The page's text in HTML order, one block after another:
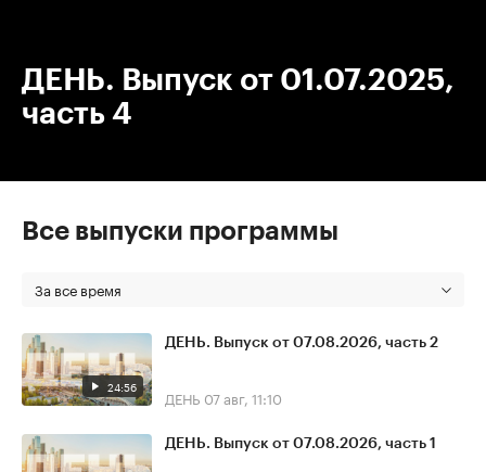
ДЕНЬ. Выпуск от 01.07.2025,
часть 4
Все выпуски программы
За все время
24:56
ДЕНЬ. Выпуск от 07.08.2026, часть 2
ДЕНЬ 07 авг, 11:10
ДЕНЬ. Выпуск от 07.08.2026, часть 1